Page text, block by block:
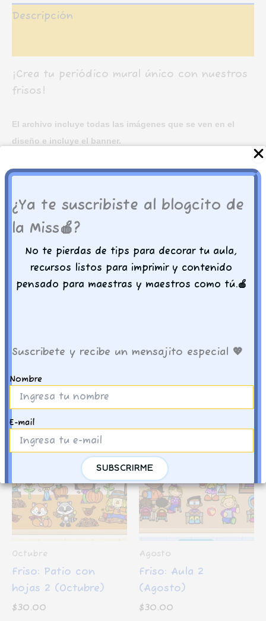
¿Ya te suscribiste al blogcito de
la Miss🍎?
No te pierdas de tips para decorar tu aula,
recursos listos para imprimir y contenido
pensado para maestras y maestros como tú.🍎
Suscribete y recibe un mensajito especial 💖
Nombre
E-mail
Descripción
¡Crea tu periódico mural único con nuestros
frisos!
El archivo incluye todas las imágenes que se ven en el
diseño e incluye el banner.
Encontraras un archivo PDF (no editable)
y tamaño.
para imprimir en tabloide de 19 x 13 pulgadas
pero tu puedes ajustarlo a la medida que
necesites.
-𝑴𝒊𝒔𝒔 𝒅𝒆 𝑪𝒐𝒓𝒂
Productos relacionados
Octubre
Friso: Patio con
hojas 2 (Octubre)
$30.00
Agosto
Friso: Aula 2
(Agosto)
$30.00